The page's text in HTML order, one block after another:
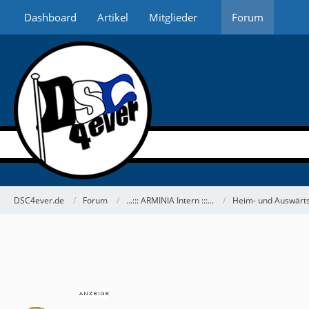
Dashboard Artikel Mitglieder Forum
DSC4ever.de Forum ...::: ARMINIA Intern :::... Heim- und